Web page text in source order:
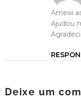
Ameiiii
Ajudou
Deixe um